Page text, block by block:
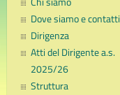
Dove siamo e contatti
Dirigenza
Atti del Dirigente a.s.
2025/26
Struttura